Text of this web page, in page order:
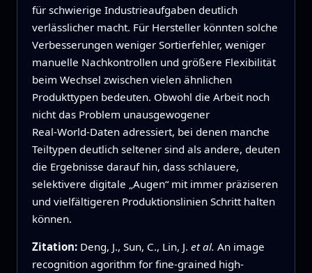
für schwierige Industrieaufgaben deutlich
verlässlicher macht. Für Hersteller könnten solche
Verbesserungen weniger Sortierfehler, weniger
manuelle Nachkontrollen und größere Flexibilität
beim Wechsel zwischen vielen ähnlichen
Produkttypen bedeuten. Obwohl die Arbeit noch
nicht das Problem unausgewogener
Real‑World‑Daten adressiert, bei denen manche
Teiltypen deutlich seltener sind als andere, deuten
die Ergebnisse darauf hin, dass schlauere,
selektivere digitale „Augen“ mit immer präziseren
und vielfältigeren Produktionslinien Schritt halten
können.
Zitation: Deng, J., Sun, C., Lin, J. et al. An image
recognition agorithm for fine-grained high-